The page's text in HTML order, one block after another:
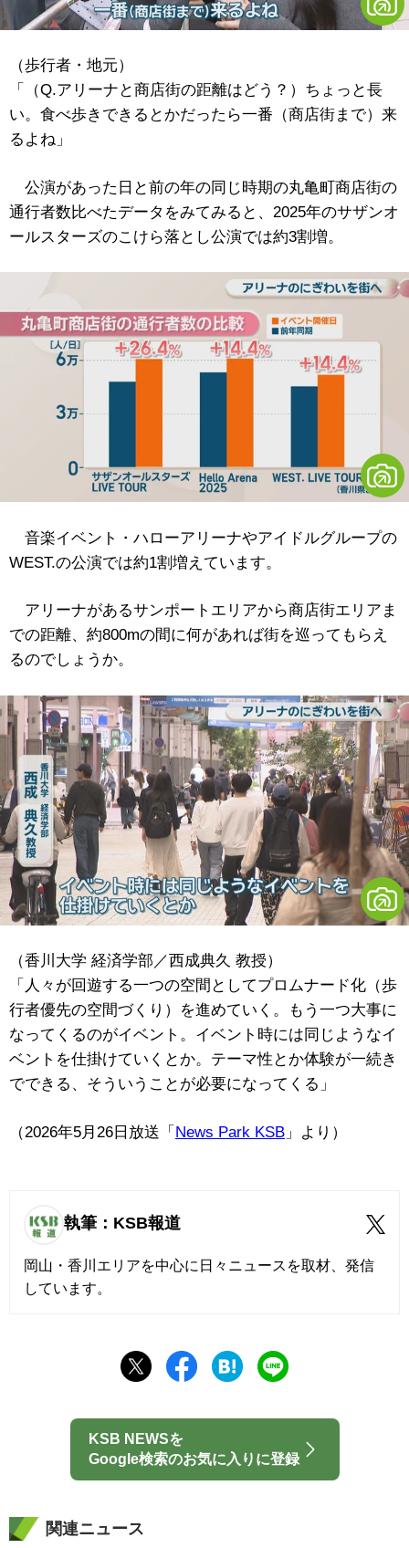
（歩行者・地元）
「（Q.アリーナと商店街の距離はどう？）ちょっと長
い。食べ歩きできるとかだったら一番（商店街まで）来
るよね」
公演があった日と前の年の同じ時期の丸亀町商店街の
通行者数比べたデータをみてみると、2025年のサザンオ
ールスターズのこけら落とし公演では約3割増。
音楽イベント・ハローアリーナやアイドルグループの
WEST.の公演では約1割増えています。
アリーナがあるサンポートエリアから商店街エリアま
での距離、約800mの間に何があれば街を巡ってもらえ
るのでしょうか。
（香川大学 経済学部／西成典久 教授）
「人々が回遊する一つの空間としてプロムナード化（歩
行者優先の空間づくり）を進めていく。もう一つ大事に
なってくるのがイベント。イベント時には同じようなイ
ベントを仕掛けていくとか。テーマ性とか体験が一続き
でできる、そういうことが必要になってくる」
（2026年5月26日放送「 News Park KSB 」より）
執筆：KSB報道
岡山・香川エリアを中心に日々ニュースを取材、発信
しています。
KSB NEWSを
Google検索のお気に入りに登録
関連ニュース